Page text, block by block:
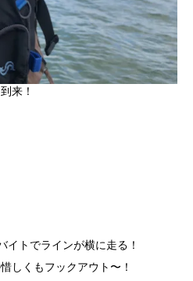
来！
イトでラインが横に走る！
しくもフックアウト〜！